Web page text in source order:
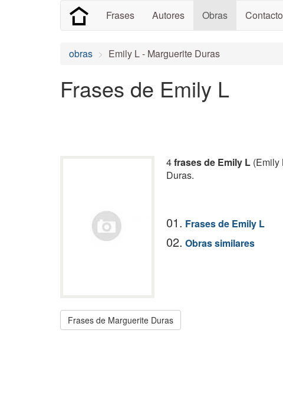
Frases Autores Obras Contacto
obras Emily L - Marguerite Duras
Frases de Emily L
4frases de Emily L (Emily
Duras.
01. Frases de Emily L
02. Obras similares
Frases de Marguerite Duras